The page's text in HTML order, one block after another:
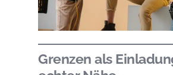
Grenzen als